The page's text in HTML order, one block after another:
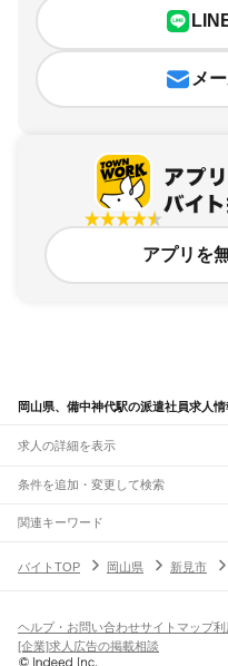
メ
アプリを
岡山県、備中神代駅の派遣社員求人情
求人の詳細を表示
条件を追加・変更して検索
市区町村を追加・変更
岡山県すべて
倉敷市津山市玉野市笠岡市井原
真庭市美作市浅口市
駅を追加・変更
三石駅 吉永駅和気駅 熊山駅 万富駅
JR山陽本線(岡山～三原)
飲食・フードサービス
飲食・フードサービス
特徴を追加・変更
関連キーワード
バイトTOP
岡山県 新見市
ヘルプ・お問い合わせサイトマップ利
[企業]求人広告の掲載相談